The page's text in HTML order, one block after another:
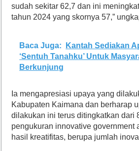
sudah sekitar 62,7 dan ini
tahun 2024 yang skornya 57,”
Baca Juga:
Kantah Sediakan
‘Sentuh Tanahku’ Untuk
Berkunjung
Ia mengapresiasi upaya yang
Kabupaten Kaimana dan berharap
dilakukan ini terus ditingkatkan dari
pengukuran innovative government
hasil kreatifitas, berupa jumlah